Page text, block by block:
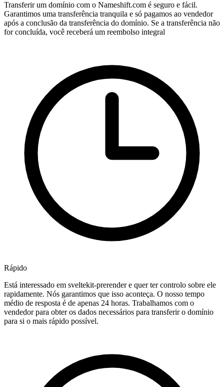
Transferir um domínio com o Nameshift.com é seguro e fácil.
Garantimos uma transferência tranquila e só pagamos ao vendedor
após a conclusão da transferência do domínio. Se a transferência não
for concluída, você receberá um reembolso integral
Rápido
Está interessado em sveltekit-prerender e quer ter controlo sobre ele
rapidamente. Nós garantimos que isso aconteça. O nosso tempo
médio de resposta é de apenas 24 horas. Trabalhamos com o
vendedor para obter os dados necessários para transferir o domínio
para si o mais rápido possível.